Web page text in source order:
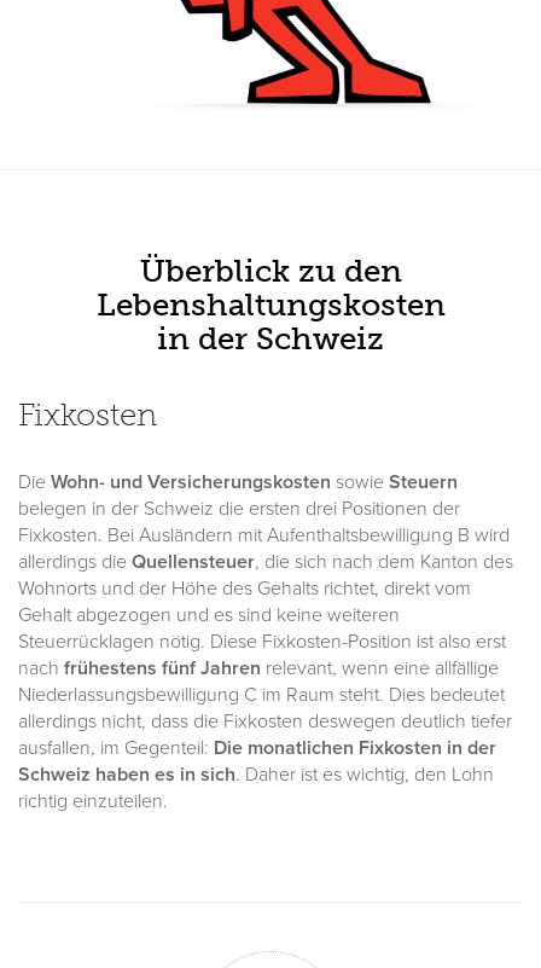
Überblick zu den
Lebenshaltungskosten
in der Schweiz
Fixkosten
Die Wohn- und Versicherungskosten sowie Steuern
belegen in der Schweiz die ersten drei Positionen der
Fixkosten. Bei Ausländern mit Aufenthaltsbewilligung B wird
allerdings die Quellensteuer, die sich nach dem Kanton des
Wohnorts und der Höhe des Gehalts richtet, direkt vom
Gehalt abgezogen und es sind keine weiteren
Steuerrücklagen nötig. Diese Fixkosten-Position ist also erst
nach frühestens fünf Jahren relevant, wenn eine allfällige
Niederlassungsbewilligung C im Raum steht. Dies bedeutet
allerdings nicht, dass die Fixkosten deswegen deutlich tiefer
ausfallen, im Gegenteil: Die monatlichen Fixkosten in der
Schweiz haben es in sich. Daher ist es wichtig, den Lohn
richtig einzuteilen.